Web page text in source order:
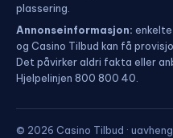
plassering.
Annonseinformasjon:
og Casino Tilbud kan få
Det påvirker aldri fakta eller
Hjelpelinjen 800 800 40.
© 2026 Casino Tilbud ·